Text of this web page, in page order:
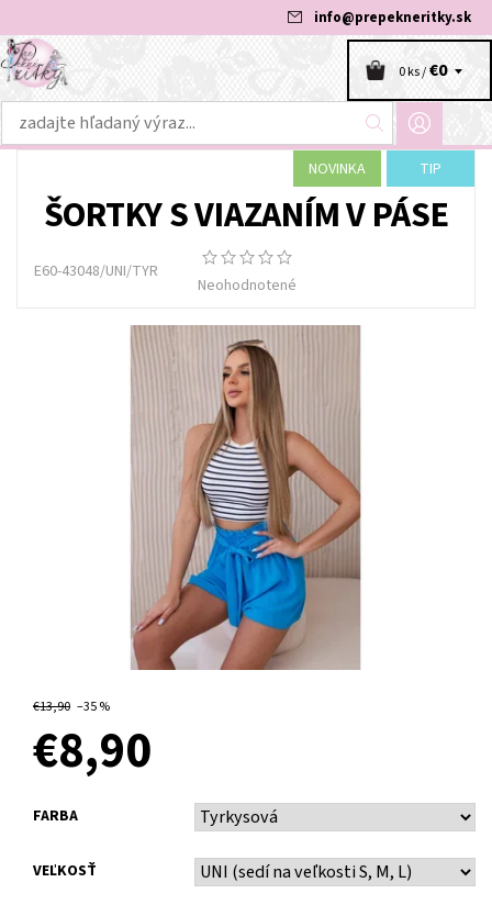
info@prepekneritky.sk
0 ks /€0
NOVINKA TIP
ŠORTKY S VIAZANÍM V PÁSE
E60-43048/UNI/TYR
Neohodnotené
€13,90 –35 %
€8,90
FARBA
VEĽKOSŤ